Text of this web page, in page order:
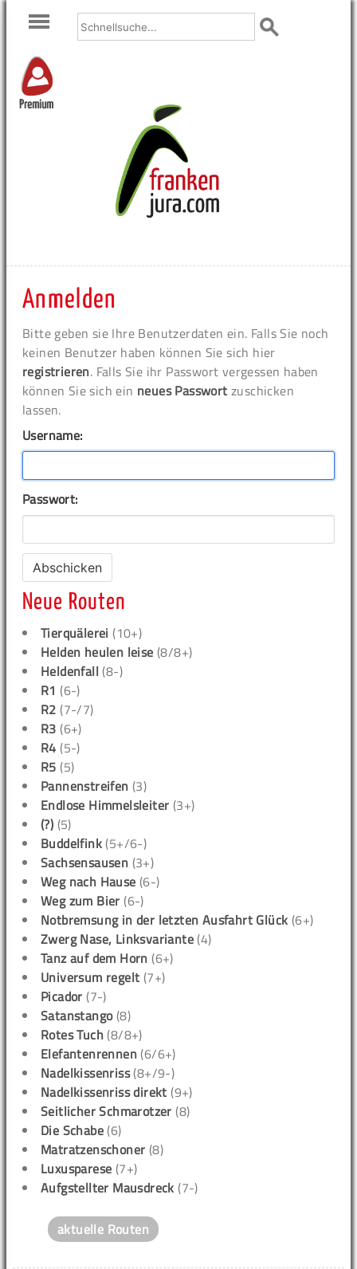
Premium
Anmelden
Bitte geben sie Ihre Benutzerdaten ein. Falls Sie noch
keinen Benutzer haben können Sie sich hier
registrieren. Falls Sie ihr Passwort vergessen haben
können Sie sich ein neues Passwort zuschicken
lassen.
Username:
Passwort:
Neue Routen
Tierquälerei (10+)
Helden heulen leise (8/8+)
Heldenfall (8-)
R1 (6-)
R2 (7-/7)
R3 (6+)
R4 (5-)
R5 (5)
Pannenstreifen (3)
Endlose Himmelsleiter (3+)
(?) (5)
Buddelfink (5+/6-)
Sachsensausen (3+)
Weg nach Hause (6-)
Weg zum Bier (6-)
Notbremsung in der letzten Ausfahrt Glück (6+)
Zwerg Nase, Linksvariante (4)
Tanz auf dem Horn (6+)
Universum regelt (7+)
Picador (7-)
Satanstango(8)
Rotes Tuch (8/8+)
Elefantenrennen (6/6+)
Nadelkissenriss(8+/9-)
Nadelkissenriss direkt (9+)
Seitlicher Schmarotzer (8)
Die Schabe (6)
Matratzenschoner (8)
Luxusparese (7+)
Aufgstellter Mausdreck (7-)
aktuelle Routen